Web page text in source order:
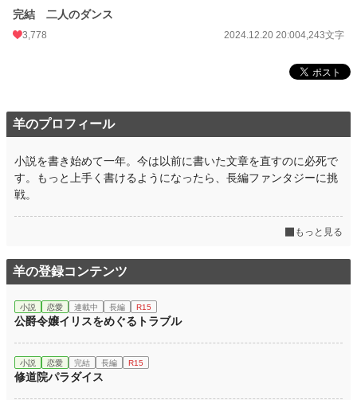
完結 二人のダンス
3,778 2024.12.20 20:004,243文字
羊のプロフィール
小説を書き始めて一年。今は以前に書いた文章を直すのに必死で
す。もっと上手く書けるようになったら、長編ファンタジーに挑
戦。
もっと見る
羊の登録コンテンツ
小説 恋愛 連載中 長編 R15
公爵令嬢イリスをめぐるトラブル
小説 恋愛 完結 長編 R15
修道院パラダイス